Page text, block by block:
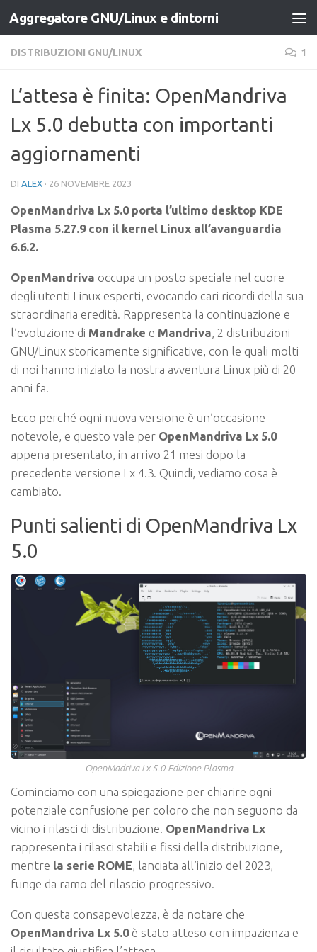
Salta al contenuto
Aggregatore GNU/Linux e dintorni
DISTRIBUZIONI GNU/LINUX 1
L’attesa è finita: OpenMandriva
Lx 5.0 debutta con importanti
aggiornamenti
DI ALEX · 26 NOVEMBRE 2023
OpenMandriva Lx 5.0 porta l’ultimo desktop KDE
Plasma 5.27.9 con il kernel Linux all’avanguardia
6.6.2.
OpenMandriva occupa un posto speciale nel cuore
degli utenti Linux esperti, evocando cari ricordi della sua
straordinaria eredità. Rappresenta la continuazione e
l’evoluzione di Mandrake e Mandriva , 2 distribuzioni
GNU/Linux storicamente significative, con le quali molti
di noi hanno iniziato la nostra avventura Linux più di 20
anni fa.
Ecco perché ogni nuova versione è un’occasione
notevole, e questo vale per OpenMandriva Lx 5.0
appena presentato, in arrivo 21 mesi dopo la
precedente versione Lx 4.3. Quindi, vediamo cosa è
cambiato.
Punti salienti di OpenMandriva Lx
5.0
OpenMadriva Lx 5.0 Edizione Plasma
Cominciamo con una spiegazione per chiarire ogni
potenziale confusione per coloro che non seguono da
vicino i rilasci di distribuzione. OpenMandriva Lx
rappresenta i rilasci stabili e fissi della distribuzione,
mentre la serie ROME, lanciata all’inizio del 2023,
funge da ramo del rilascio progressivo.
Con questa consapevolezza, è da notare che
OpenMandriva Lx 5.0è stato atteso con impazienza e